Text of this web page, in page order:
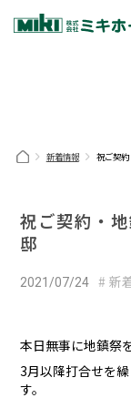
新着情報 祝ご契
祝ご契約・
邸
2021/07/24 新
本日無事に地鎮祭
3月以降打合せを
す。